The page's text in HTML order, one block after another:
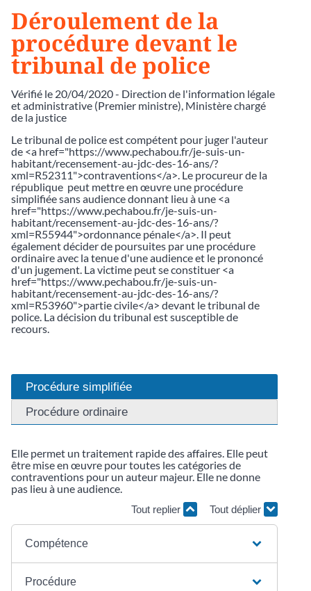
Déroulement de la
procédure devant le
tribunal de police
Vérifié le 20/04/2020 - Direction de l'information légale
et administrative (Premier ministre), Ministère chargé
de la justice
Le tribunal de police est compétent pour juger l'auteur
de <a href="https://www.pechabou.fr/je-suis-un-
habitant/recensement-au-jdc-des-16-ans/?
xml=R52311">contraventions</a>. Le procureur de la
république peut mettre en œuvre une procédure
simplifiée sans audience donnant lieu à une <a
href="https://www.pechabou.fr/je-suis-un-
habitant/recensement-au-jdc-des-16-ans/?
xml=R55944">ordonnance pénale</a>. Il peut
également décider de poursuites par une procédure
ordinaire avec la tenue d'une audience et le prononcé
d'un jugement. La victime peut se constituer <a
href="https://www.pechabou.fr/je-suis-un-
habitant/recensement-au-jdc-des-16-ans/?
xml=R53960">partie civile</a> devant le tribunal de
police. La décision du tribunal est susceptible de
recours.
Procédure simplifiée
Procédure ordinaire
Elle permet un traitement rapide des affaires. Elle peut
être mise en œuvre pour toutes les catégories de
contraventions pour un auteur majeur. Elle ne donne
pas lieu à une audience.
Tout replier Tout déplier
Compétence
Procédure